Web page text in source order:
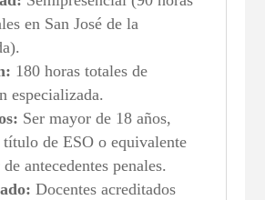
en San José de la
180 horas totales de
especializada.
Ser mayor de 18 años,
título de ESO o equivalente
antecedentes penales.
Docentes acreditados